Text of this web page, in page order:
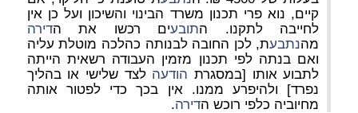
קיים, נוא פרי תכנון משרד הבינוי והשיכון ועל כן אין
לחייבה לתקנו. התובעים רכשו את הדירה
מהנתבעת, לכן החובה לבנותה כהלכה מוטלת עליה
ואם בנתה לפי תכנון מזמין העבודה רשאית הייתה
לתבוע אותו [במסגרת הודעה לצד שלישי או בהליך
נפרד] ולהיפרע ממנו. אין בכך כדי לפטור אותה
מחיוביה כלפי רוכש הדירה.